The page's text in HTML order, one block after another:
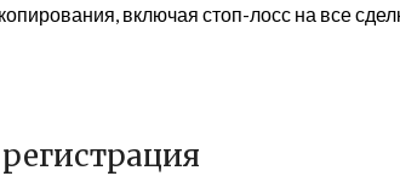
включая стоп-лосс на все